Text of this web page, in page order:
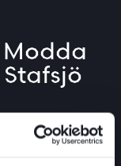
med Modda